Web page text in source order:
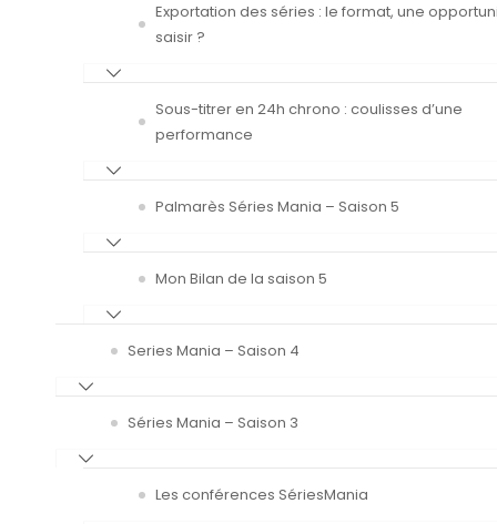
Exportation des séries : le format, une
saisir ?
Sous-titrer en 24h chrono : coulisses d’une
performance
Palmarès Séries Mania – Saison 5
Mon Bilan de la saison 5
Series Mania – Saison 4
Séries Mania – Saison 3
Les conférences SériesMania